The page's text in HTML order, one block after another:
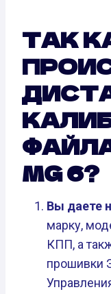
ТАК
MG 6?
Вы даете
марку,
КПП, а
прошивки